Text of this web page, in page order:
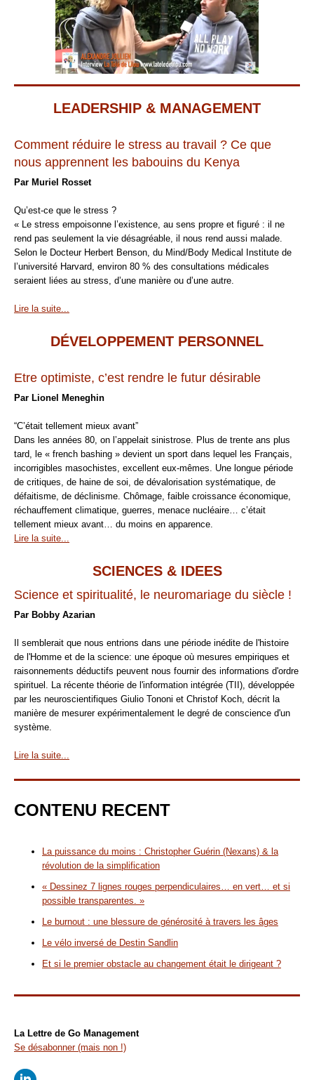
LEADERSHIP & MANAGEMENT
Comment réduire le stress au travail ? Ce que
nous apprennent les babouins du Kenya
Par Muriel Rosset
Qu’est-ce que le stress ?
« Le stress empoisonne l’existence, au sens propre et figuré : il ne
rend pas seulement la vie désagréable, il nous rend aussi malade.
Selon le Docteur Herbert Benson, du Mind/Body Medical Institute de
l’université Harvard, environ 80 % des consultations médicales
seraient liées au stress, d’une manière ou d’une autre.
Lire la suite...
DÉVELOPPEMENT PERSONNEL
Etre optimiste, c’est rendre le futur désirable
Par Lionel Meneghin
“C’était tellement mieux avant”
Dans les années 80, on l’appelait sinistrose. Plus de trente ans plus
tard, le « french bashing » devient un sport dans lequel les Français,
incorrigibles masochistes, excellent eux-mêmes. Une longue période
de critiques, de haine de soi, de dévalorisation systématique, de
défaitisme, de déclinisme. Chômage, faible croissance économique,
réchauffement climatique, guerres, menace nucléaire… c’était
tellement mieux avant… du moins en apparence.
Lire la suite...
SCIENCES & IDEES
Science et spiritualité, le neuromariage du siècle !
Par Bobby Azarian
Il semblerait que nous entrions dans une période inédite de l'histoire
de l'Homme et de la science: une époque où mesures empiriques et
raisonnements déductifs peuvent nous fournir des informations d'ordre
spirituel. La récente théorie de l'information intégrée (TII), développée
par les neuroscientifiques Giulio Tononi et Christof Koch, décrit la
manière de mesurer expérimentalement le degré de conscience d'un
système.
Lire la suite...
CONTENU RECENT
La puissance du moins : Christopher Guérin (Nexans) & la
révolution de la simplification
« Dessinez 7 lignes rouges perpendiculaires… en vert… et si
possible transparentes. »
Le burnout : une blessure de générosité à travers les âges
Le vélo inversé de Destin Sandlin
Et si le premier obstacle au changement était le dirigeant ?
La Lettre de Go Management
Se désabonner (mais non !)